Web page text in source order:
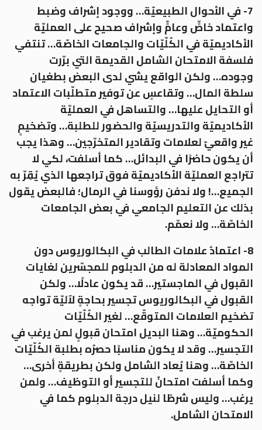
7- في الأحوال الطبيعيّة… ووجود إشراف وضبط
واعتماد خاصٍّ وعامٍّ وإشراف صحيح على العمليّة
الأكاديميّة في الكُلّيّات والجامعات الخاصّة… تنتفي
فلسفة الامتحان الشامل القديمة التي برّرت
وجوده… ولكن الواقع يشي لدى البعض بطغيان
سلطة المال… وتقاعسٍ عن توفير متطلّبات الاعتماد
أو التحايل عليها… والتساهل في العمليّة
الأكاديميّة والتدريسيّة والحضور للطلبة… وتضخيمٍ
غير واقعيّ لعلامات وتقادير المتخرّجين… وهذا يجب
أن يكون حاضرًا في البدائل… كما أسلفت، لكي لا
تتراجع العمليّة الأكاديميّة فوق تراجعها الذي يُقِرّ به
الجميع…! ولا ندفن رؤوسنا في الرمال؛ فالبعض يقول
بذلك عن التعليم الجامعي في بعض الجامعات
الخاصّة… ولا نعمّم.
8- اعتمادُ علامات الطالب في البكالوريوس دون
المواد المعادلة له من الدبلوم للمجسّرين لغايات
القبول في الماجستير… قد يكون عادلًا… ولكن
القبول في البكالوريوس تجسير بحاجةٍ لآليّة تواجه
تضخيم العلامات المتوقّع… لغير الكُلّيّات
الحكوميّة… وهنا البديل امتحان قبولٍ لمن يرغب في
التجسير… وقد لا يكون مناسبًا حصرُه بطلبة الكُلّيّات
الخاصّة… وهنا يُعاد الشامل ولكن بطريقةٍ أخرى…
وكما أسلفت امتحانٌ للتجسير أو التوظيف… ولمن
يرغب… وليس شرطًا لنيل درجة الدبلوم كما في
الامتحان الشامل.